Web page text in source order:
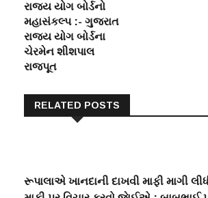
રાજ્ય યોગ બોર્ડનો
મહાસંકલ્પ :- ગુજરાત
રાજ્ય યોગ બોર્ડના
ચેરમેન શીશપાલ
રાજપૂત
RELATED POSTS
રૂપાલાએ ખાનદાની દાખવી માફી માગી